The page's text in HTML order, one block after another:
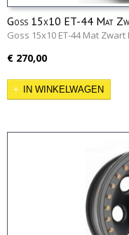
Goss 15x10 ET-44 Mat
Goss 15x10 ET-44 Mat
€ 270,00
IN WINKELWAGEN